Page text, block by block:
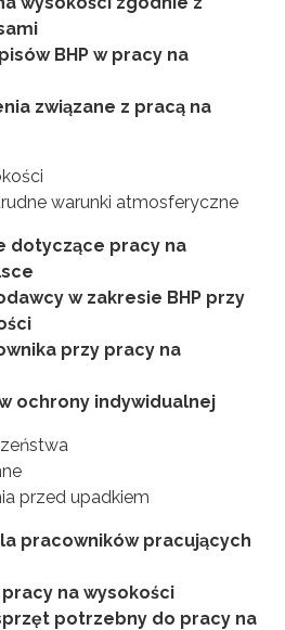
BHP w pracy na
związane z pracą na
warunki atmosferyczne
dotyczące pracy na
w zakresie BHP przy
przy pracy na
ochrony indywidualnej
przed upadkiem
pracowników pracujących
na wysokości
potrzebny do pracy na